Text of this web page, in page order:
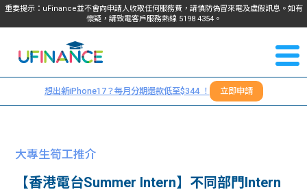
重要提示：uFinance並不會向申請人收取任何服務費，請慎防偽冒來電及虛假訊息。如有
懷疑，請致電客戶服務熱線 5198 4354。
我們
服務
們
＋
想出新iPhone17？每月分期還款低至$344 ！ 立即申請
大專生筍工推介
【香港電台Summer Intern】不同部門Intern